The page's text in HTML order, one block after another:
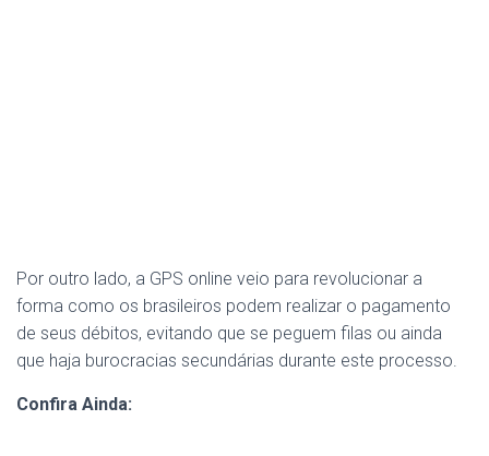
Por outro lado, a GPS online veio para revolucionar a
forma como os brasileiros podem realizar o pagamento
de seus débitos, evitando que se peguem filas ou ainda
que haja burocracias secundárias durante este processo.
Confira Ainda: